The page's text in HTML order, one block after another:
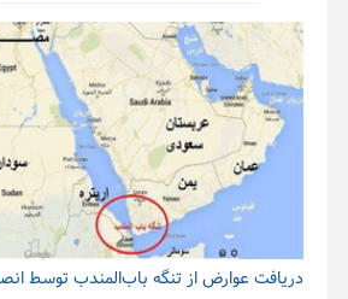
دریافت عوارض از تنگه باب‌المندب توسط